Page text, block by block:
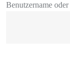
Benutzername